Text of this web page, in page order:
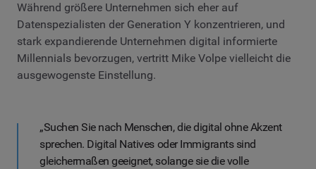
Während größere Unternehmen sich eher auf
Datenspezialisten der Generation Y konzentrieren, und
stark expandierende Unternehmen digital informierte
Millennials bevorzugen, vertritt Mike Volpe vielleicht die
ausgewogenste Einstellung.
„Suchen Sie nach Menschen, die digital ohne Akzent
sprechen. Digital Natives oder Immigrants sind
gleichermaßen geeignet, solange sie die volle